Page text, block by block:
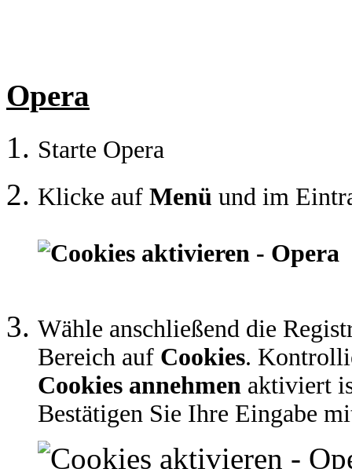
Opera
Starte Opera
Klicke auf Menü und im
Wähle anschließend die
Bereich auf Cookies.
Cookies annehmen aktiviert
Bestätigen Sie Ihre Eingabe